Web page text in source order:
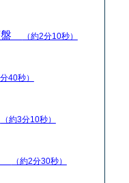
盤 （約2分10秒）
40秒）
（約3分10秒）
（約2分30秒）